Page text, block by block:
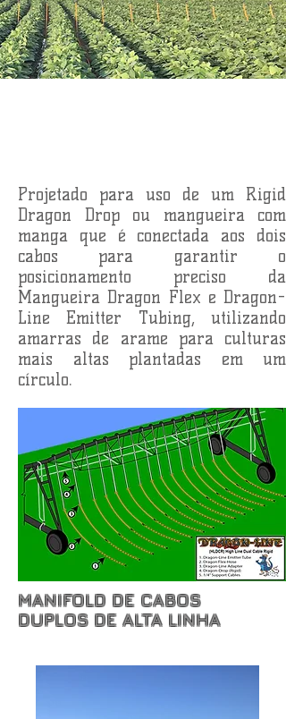
Projetado para uso de um Rigid
Dragon Drop ou mangueira com
manga que é conectada aos dois
cabos para garantir o
posicionamento preciso da
Mangueira Dragon Flex e Dragon-
Line Emitter Tubing, utilizando
amarras de arame para culturas
mais altas plantadas em um
círculo.
MANIFOLD DE CABOS
DUPLOS DE ALTA LINHA